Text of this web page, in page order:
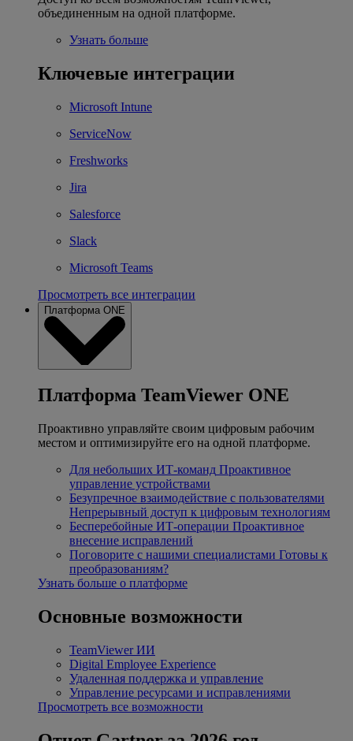
объединенным на одной платформе.
Узнать больше
Ключевые интеграции
Microsoft Intune
ServiceNow
Freshworks
Jira
Salesforce
Slack
Microsoft Teams
Просмотреть все интеграции
Платформа ONE
Платформа TeamViewer ONE
Проактивно управляйте своим цифровым рабочим
местом и оптимизируйте его на одной платформе.
Для небольших ИТ-команд Проактивное
управление устройствами
Безупречное взаимодействие с пользователями
Непрерывный доступ к цифровым технологиям
Бесперебойные ИТ-операции Проактивное
внесение исправлений
Поговорите с нашими специалистами Готовы к
преобразованиям?
Узнать больше о платформе
Основные возможности
TeamViewer ИИ
Digital Employee Experience
Удаленная поддержка и управление
Управление ресурсами и исправлениями
Просмотреть все возможности